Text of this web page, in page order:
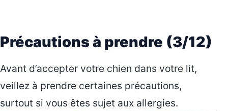
Précautions à prendre (3/12)
Avant d’accepter votre chien dans votre lit,
veillez à prendre certaines précautions,
surtout si vous êtes sujet aux allergies.